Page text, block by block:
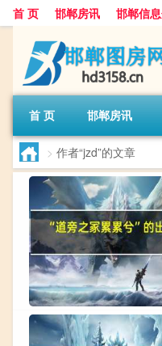
首 页 邯郸房讯 邯郸信
首 页 邯郸房讯
> 作者“jzd”的文章